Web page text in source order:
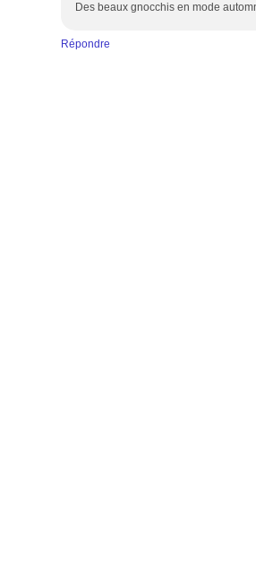
Des beaux gnocchis en mode
Répondre